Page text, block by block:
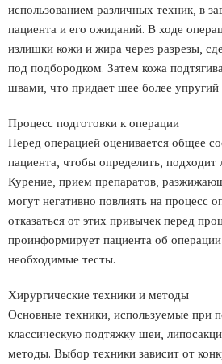
использованием различных техник, в
пациента и его ожиданий. В ходе
излишки кожи и жира через разрезы,
под подбородком. Затем кожа
швами, что придает шее более
Процесс подготовки к операции
Перед операцией оценивается общее
пациента, чтобы определить,
Курение, прием препаратов,
могут негативно повлиять на процесс
отказаться от этих привычек перед
проинформирует пациента об
необходимые тесты.
Хирургические техники и методы
Основные техники, используемые при
классическую подтяжку шеи,
методы. Выбор техники зависит от